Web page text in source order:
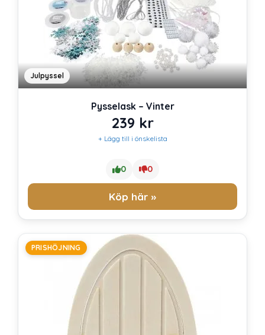
Julpyssel
Pysselask – Vinter
239 kr
+ Lägg till i önskelista
0 0
Köp här »
PRISHÖJNING